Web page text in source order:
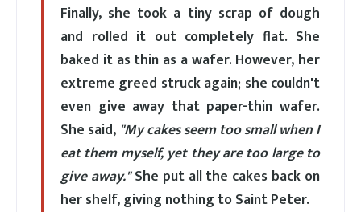
Finally, she took a tiny scrap of dough
and rolled it out completely flat. She
baked it as thin as a wafer. However, her
extreme greed struck again; she couldn't
even give away that paper-thin wafer.
She said, "My cakes seem too small when I
eat them myself, yet they are too large to
give away."She put all the cakes back on
her shelf, giving nothing to Saint Peter.